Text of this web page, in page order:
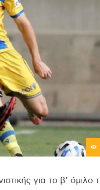
για το β’ όμιλο